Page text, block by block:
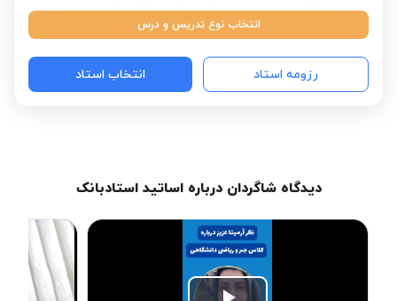
انتخاب نوع تدریس و درس
رزومه استاد انتخاب استاد
دیدگاه شاگردان درباره اساتید استادبانک